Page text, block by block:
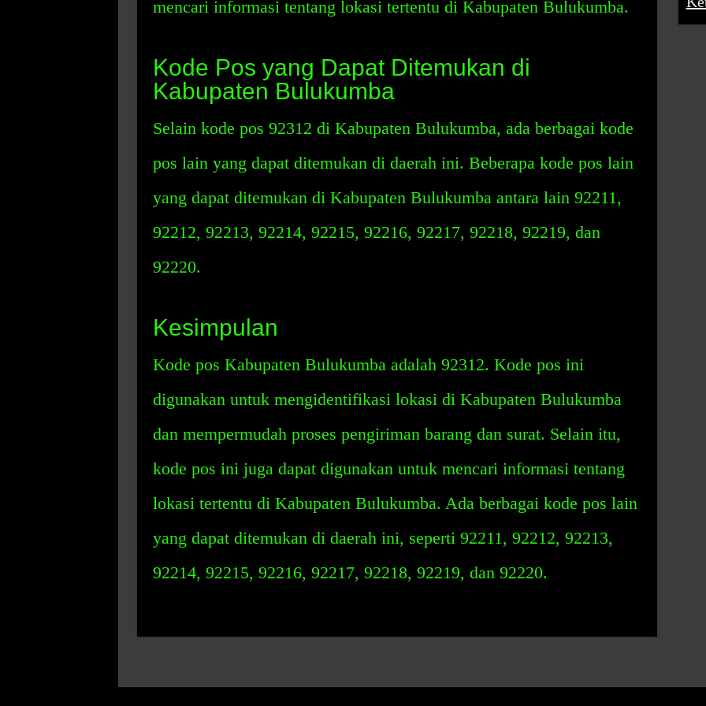
mencari informasi tentang lokasi tertentu di Kabupaten Bulukumba.
Kode Pos yang Dapat Ditemukan di
Kabupaten Bulukumba
Selain kode pos 92312 di Kabupaten Bulukumba, ada berbagai kode
pos lain yang dapat ditemukan di daerah ini. Beberapa kode pos lain
yang dapat ditemukan di Kabupaten Bulukumba antara lain 92211,
92212, 92213, 92214, 92215, 92216, 92217, 92218, 92219, dan
92220.
Kesimpulan
Kode pos Kabupaten Bulukumba adalah 92312. Kode pos ini
digunakan untuk mengidentifikasi lokasi di Kabupaten Bulukumba
dan mempermudah proses pengiriman barang dan surat. Selain itu,
kode pos ini juga dapat digunakan untuk mencari informasi tentang
lokasi tertentu di Kabupaten Bulukumba. Ada berbagai kode pos lain
yang dapat ditemukan di daerah ini, seperti 92211, 92212, 92213,
92214, 92215, 92216, 92217, 92218, 92219, dan 92220.